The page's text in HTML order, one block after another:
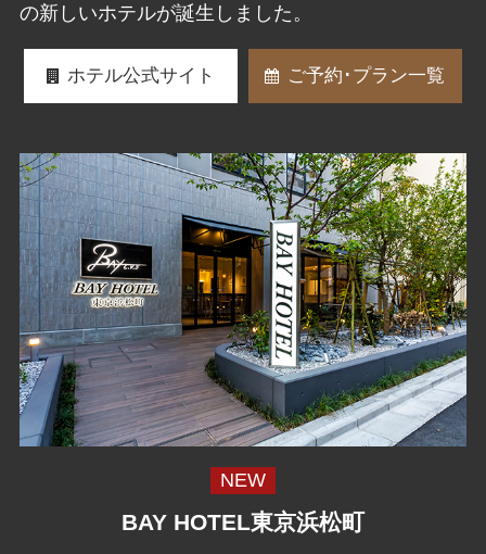
の新しいホテルが誕生しました。
ホテル公式サイト ご予約･プラン一覧
NEW
BAY HOTEL東京浜松町